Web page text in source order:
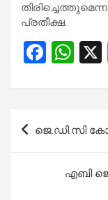
പ്ര​തീ​ക്ഷ.
F
ce
o
W
at
s
A
p
p
Post
ജെ.ഡി.സി
എബി